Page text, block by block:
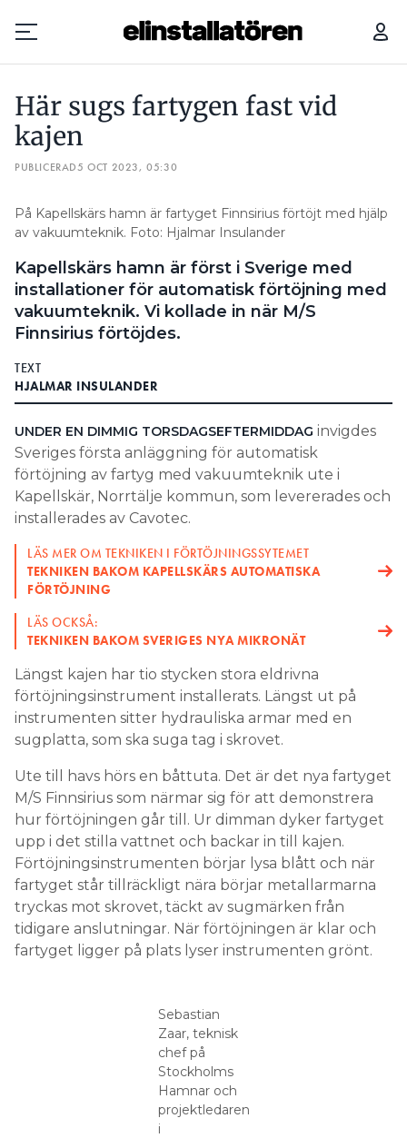
Prenumerera
Hantera prenumeration
Lediga jobb
Annonsera
Läs E-tidningen
Kontakt
Search for:
SEARCH
Här sugs fartygen fast vid
kajen
PUBLICERAD5 OCT 2023, 05:30
På Kapellskärs hamn är fartyget Finnsirius förtöjt med hjälp
av vakuumteknik. Foto: Hjalmar Insulander
Kapellskärs hamn är först i Sverige med
installationer för automatisk förtöjning med
vakuumteknik. Vi kollade in när M/S
Finnsirius förtöjdes.
TEXT
HJALMAR INSULANDER
UNDER EN DIMMIG TORSDAGSEFTERMIDDAG invigdes
Sveriges första anläggning för automatisk
förtöjning av fartyg med vakuumteknik ute i
Kapellskär, Norrtälje kommun, som levererades och
installerades av Cavotec.
LÄS MER OM TEKNIKEN I FÖRTÖJNINGSSYTEMET
TEKNIKEN BAKOM KAPELLSKÄRS AUTOMATISKA
FÖRTÖJNING
LÄS OCKSÅ:
TEKNIKEN BAKOM SVERIGES NYA MIKRONÄT
Längst kajen har tio stycken stora eldrivna
förtöjningsinstrument installerats. Längst ut på
instrumenten sitter hydrauliska armar med en
sugplatta, som ska suga tag i skrovet.
Ute till havs hörs en båttuta. Det är det nya fartyget
M/S Finnsirius som närmar sig för att demonstrera
hur förtöjningen går till. Ur dimman dyker fartyget
upp i det stilla vattnet och backar in till kajen.
Förtöjningsinstrumenten börjar lysa blått och när
fartyget står tillräckligt nära börjar metallarmarna
tryckas mot skrovet, täckt av sugmärken från
tidigare anslutningar. När förtöjningen är klar och
fartyget ligger på plats lyser instrumenten grönt.
Sebastian
Zaar, teknisk
chef på
Stockholms
Hamnar och
projektledaren
i
HUR BÖJER DU FETA KABLAR?